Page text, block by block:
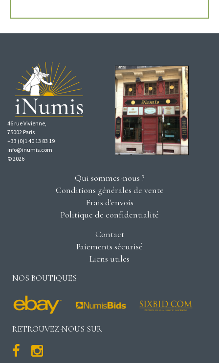
46 rue Vivienne,
75002 Paris
+33 (0)1 40 13 83 19
info@inumis.com
© 2026
Qui sommes-nous ?
Conditions générales de vente
Frais d'envois
Politique de confidentialité
Contact
Paiements sécurisé
Liens utiles
NOS BOUTIQUES
RETROUVEZ-NOUS SUR